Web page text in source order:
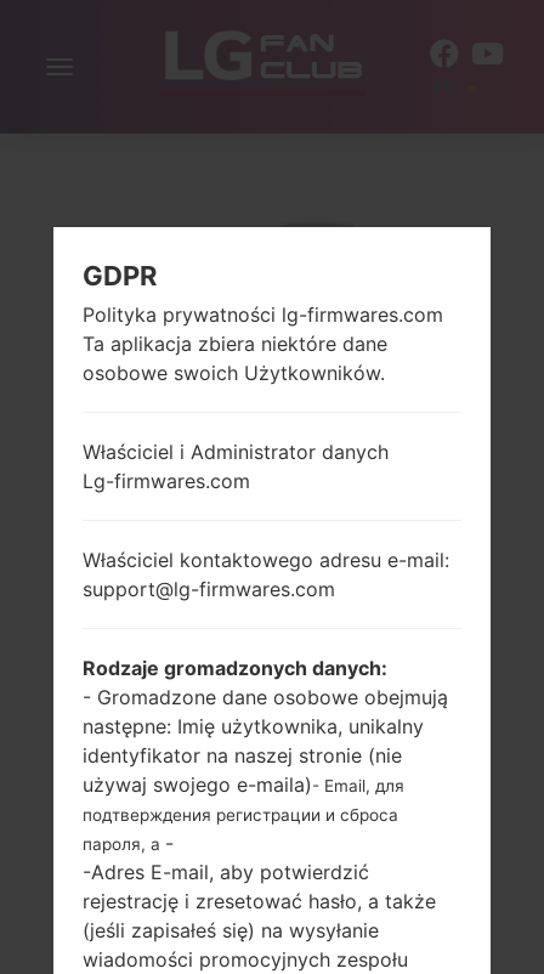
Włącz
LG A133 (LGA133) Z
SERII LG ALICIA
2.0 in (~28.7%
stosunek ekranu
do ciała)
176 x 220 pikseli
(~141 gęstość pikseli
na cal)
-
GDPR
Polityka prywatności lg-firmwares.com
Ta aplikacja zbiera niektóre dane
osobowe swoich Użytkowników.
Właściciel i Administrator danych
Lg-firmwares.com
Właściciel kontaktowego adresu e-mail:
support@lg-firmwares.com
Rodzaje gromadzonych danych:
- Gromadzone dane osobowe obejmują
następne: Imię użytkownika, unikalny
identyfikator na naszej stronie (nie
używaj swojego e-maila)- Email, для
подтверждения регистрации и сброса
пароля, а -
-Adres E-mail, aby potwierdzić
rejestrację i zresetować hasło, a także
(jeśli zapisałeś się) na wysyłanie
wiadomości promocyjnych zespołu